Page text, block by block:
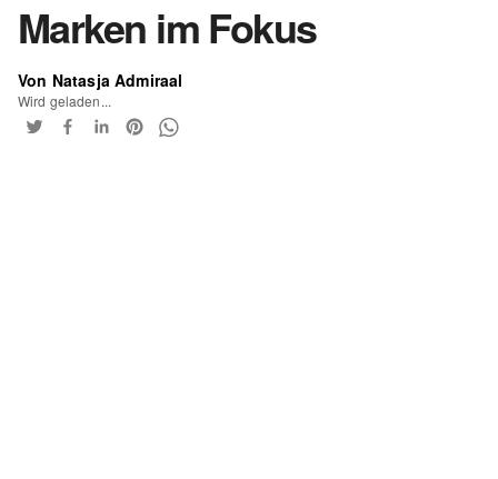
Marken im Fokus
Von Natasja Admiraal
Wird geladen...